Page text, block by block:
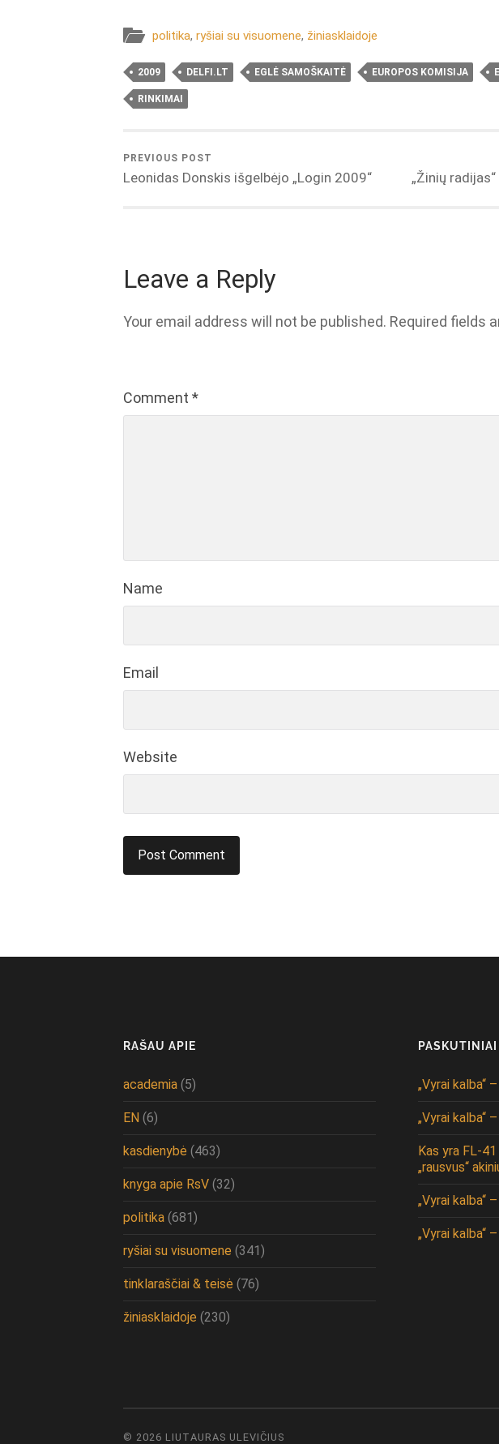
politika, ryšiai su visuomene, žiniasklaidoje
2009 DELFI.LT EGLĖ SAMOŠKAITĖ EUROPOS KOMISIJA
RINKIMAI
PREVIOUS POST
Leonidas Donskis išgelbėjo „Login 2009“ „Žinių
Leave a Reply
Your email address will not be published. Required fields
Comment *
Name
Email
Website
RAŠAU APIE
academia (5)
EN (6)
kasdienybė (463)
knyga apie RsV (32)
politika (681)
ryšiai su visuomene (341)
tinklaraščiai & teisė (76)
žiniasklaidoje (230)
PASKUTINIAI
„Vyrai kalba“
„Vyrai kalba“
Kas yra FL-
„rausvus“
„Vyrai kalba“
„Vyrai kalba“
© 2026 LIUTAURAS ULEVIČIUS